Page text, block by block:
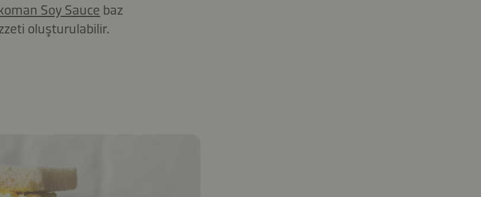
Soy Sauce baz
oluşturulabilir.